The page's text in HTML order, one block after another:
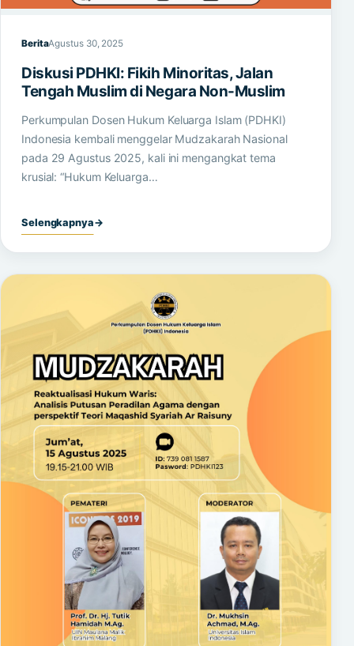
BeritaAgustus 30, 2025
Diskusi PDHKI: Fikih Minoritas, Jalan
Tengah Muslim di Negara Non-Muslim
Perkumpulan Dosen Hukum Keluarga Islam (PDHKI)
Indonesia kembali menggelar Mudzakarah Nasional
pada 29 Agustus 2025, kali ini mengangkat tema
krusial: “Hukum Keluarga…
Selengkapnya→